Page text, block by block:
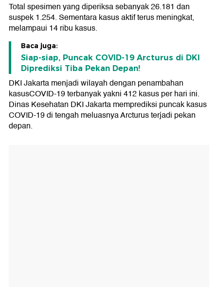
Total spesimen yang diperiksa sebanyak 26.181 dan
suspek 1.254. Sementara kasus aktif terus meningkat,
melampaui 14 ribu kasus.
Baca juga:
Siap-siap, Puncak COVID-19 Arcturus di DKI
Diprediksi Tiba Pekan Depan!
DKI Jakarta menjadi wilayah dengan penambahan
kasusCOVID-19 terbanyak yakni 412 kasus per hari ini.
Dinas Kesehatan DKI Jakarta memprediksi puncak kasus
COVID-19 di tengah meluasnya Arcturus terjadi pekan
depan.